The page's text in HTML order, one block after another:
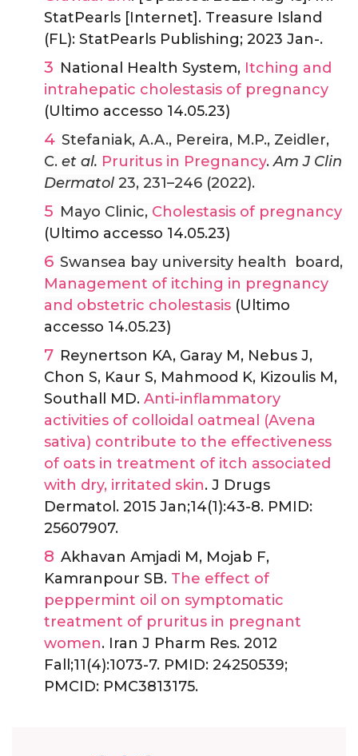
StatPearls [Internet]. Treasure Island
(FL): StatPearls Publishing; 2023 Jan-.
National Health System, Itching and
intrahepatic cholestasis of pregnancy
(Ultimo accesso 14.05.23)
Stefaniak, A.A., Pereira, M.P., Zeidler,
C. et al. Pruritus in Pregnancy.Am J Clin
Dermatol 23, 231–246 (2022).
Mayo Clinic, Cholestasis of pregnancy
(Ultimo accesso 14.05.23)
Swansea bay university health board,
Management of itching in pregnancy
and obstetric cholestasis (Ultimo
accesso 14.05.23)
Reynertson KA, Garay M, Nebus J,
Chon S, Kaur S, Mahmood K, Kizoulis M,
Southall MD. Anti-inflammatory
activities of colloidal oatmeal (Avena
sativa) contribute to the effectiveness
of oats in treatment of itch associated
with dry, irritated skin. J Drugs
Dermatol. 2015 Jan;14(1):43-8. PMID:
25607907.
Akhavan Amjadi M, Mojab F,
Kamranpour SB. The effect of
peppermint oil on symptomatic
treatment of pruritus in pregnant
women. Iran J Pharm Res. 2012
Fall;11(4):1073-7. PMID: 24250539;
PMCID: PMC3813175.